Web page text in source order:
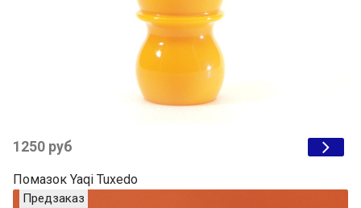
1250 руб
Помазок Yaqi Tuxedo
Предзаказ